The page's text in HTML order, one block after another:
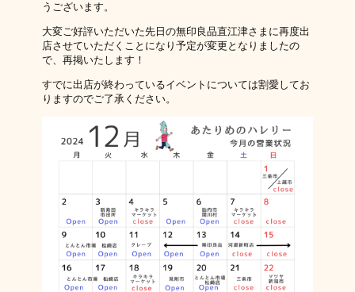
うございます。
大変ご好評いただいた先日の無印良品直江津さまに再度出
店させていただくことになり予定が変更となりましたの
で、再掲いたします！
すでに出店が終わっているイベントについては割愛してお
りますのでご了承ください。